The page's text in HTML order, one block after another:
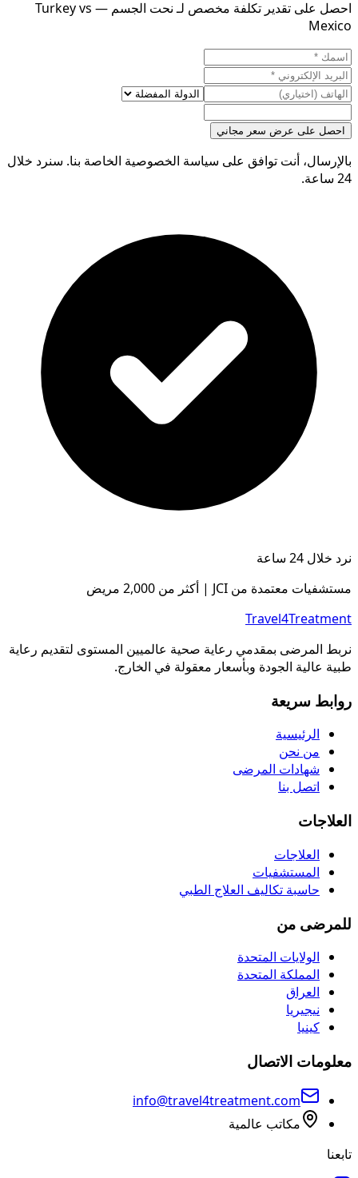
احصل على تقدير تكلفة مخصص لـ نحت الجسم — Turkey vs
Mexico
احصل على عرض سعر مجاني
بالإرسال، أنت توافق على سياسة الخصوصية الخاصة بنا. سنرد خلال
24 ساعة.
نرد خلال 24 ساعة
مستشفيات معتمدة من JCI | أكثر من 2,000 مريض
Travel4Treatment
نربط المرضى بمقدمي رعاية صحية عالميين المستوى لتقديم رعاية
طبية عالية الجودة وبأسعار معقولة في الخارج.
روابط سريعة
الرئيسية
من نحن
شهادات المرضى
اتصل بنا
العلاجات
العلاجات
المستشفيات
حاسبة تكاليف العلاج الطبي
للمرضى من
الولايات المتحدة
المملكة المتحدة
العراق
نيجيريا
كينيا
معلومات الاتصال
info@travel4treatment.com
مكاتب عالمية
تابعنا